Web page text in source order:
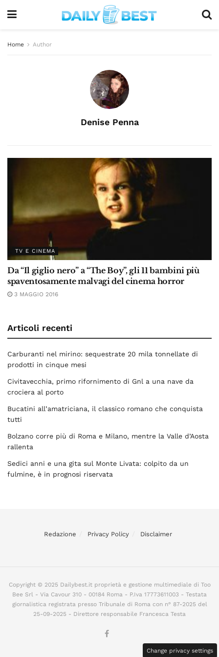
Home Author
Denise Penna
TV E CINEMA
Da “Il giglio nero” a “The Boy”, gli 11 bambini più
spaventosamente malvagi del cinema horror
3 MAGGIO 2016
Articoli recenti
Carburanti nel mirino: sequestrate 20 mila tonnellate di
prodotti in cinque mesi
Civitavecchia, primo rifornimento di Gnl a una nave da
crociera al porto
Bucatini all’amatriciana, il classico romano che conquista
tutti
Bolzano corre più di Roma e Milano, mentre la Valle d’Aosta
rallenta
Sedici anni e una gita sul Monte Livata: colpito da un
fulmine, è in prognosi riservata
Redazione Privacy Policy Disclaimer
Copyright © 2025 Dailybest.it proprietà e gestione multimediale di Too
Bee Srl - Via Cavour 310 - 00184 Roma - P.Iva 17773611003 - Testata
giornalistica registrata presso Tribunale di Roma con n° 87-2025 del
25-09-2025 - Direttore responsabile Francesca Testa
Change privacy settings